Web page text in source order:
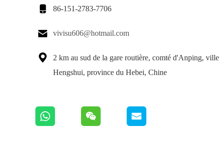
 86-151-2783-7706
 vivisu606@hotmail.com

2 km au sud de la gare routière, comté d'Anping,
Hengshui, province du Hebei, Chine